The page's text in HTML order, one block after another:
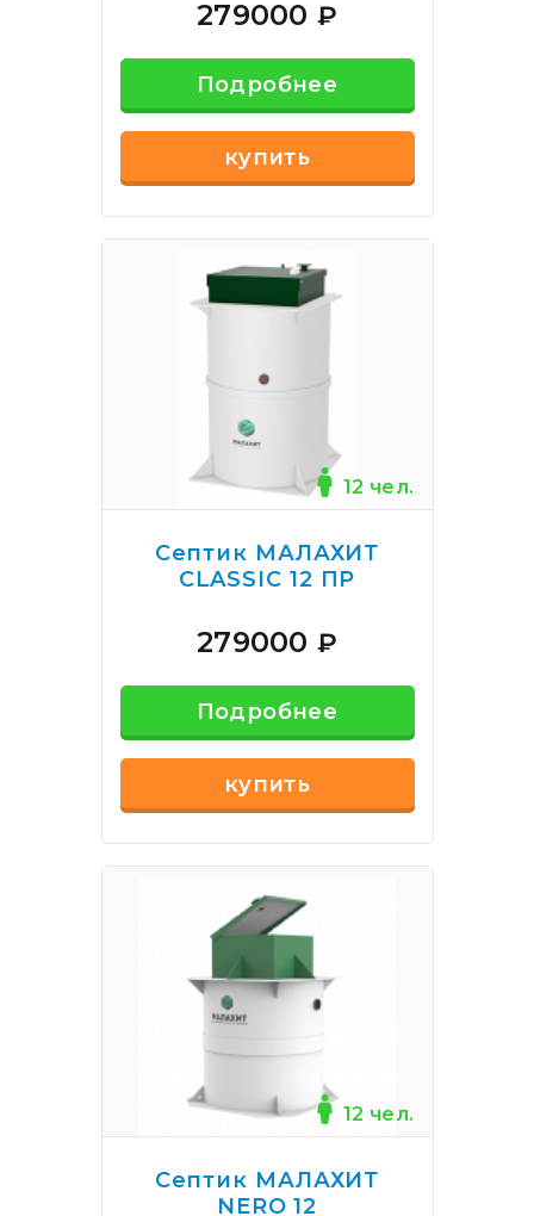
279000 ₽
Подробнее
купить
12 чел.
Септик МАЛАХИТ
CLASSIC 12 ПР
279000 ₽
Подробнее
купить
12 чел.
Септик МАЛАХИТ
NERO 12